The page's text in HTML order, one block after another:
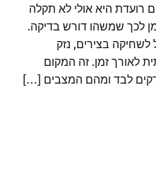
רועדת היא אולי לא תקלה
לכך שמשהו דורש בדיקה.
בצירים, נזק
לאורך זמן. זה המקום
לבד ומהם המצבים […]